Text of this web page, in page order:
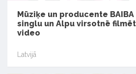
Mūziķe un producente
singlu un Alpu virsotnē
video
Latvijā